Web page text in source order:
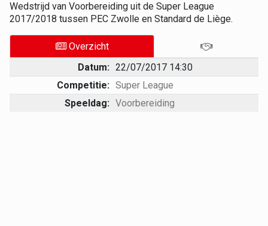
Wedstrijd van Voorbereiding uit de Super League
2017/2018 tussen PEC Zwolle en Standard de Liège.
Overzicht
Datum: 22/07/2017 14:30
Competitie: Super League
Speeldag: Voorbereiding